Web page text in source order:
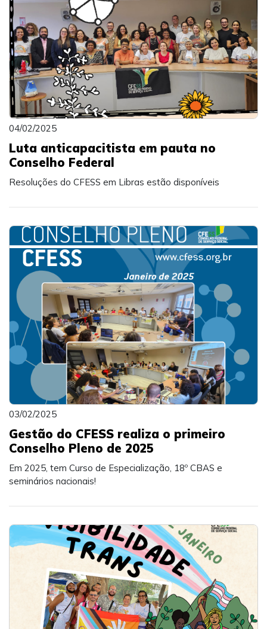
04/02/2025
Luta anticapacitista em pauta no
Conselho Federal
Resoluções do CFESS em Libras estão disponíveis
03/02/2025
Gestão do CFESS realiza o primeiro
Conselho Pleno de 2025
Em 2025, tem Curso de Especialização, 18º CBAS e
seminários nacionais!